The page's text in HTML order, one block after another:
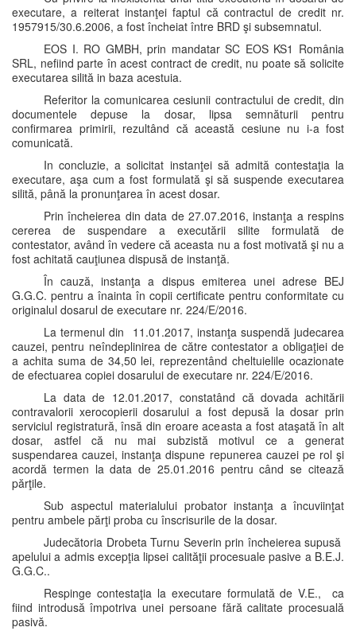
executare, a reiterat instanţei faptul că contractul de credit nr.
1957915/30.6.2006, a fost încheiat între BRD şi subsemnatul.
EOS I. RO GMBH, prin mandatar SC EOS KS1 România
SRL, nefiind parte în acest contract de credit, nu poate să solicite
executarea silită in baza acestuia.
Referitor la comunicarea cesiunii contractului de credit, din
documentele depuse la dosar, lipsa semnăturii pentru
confirmarea primirii, rezultând că această cesiune nu i-a fost
comunicată.
In concluzie, a solicitat instanţei să admită contestaţia la
executare, aşa cum a fost formulată şi să suspende executarea
silită, până la pronunţarea în acest dosar.
Prin încheierea din data de 27.07.2016, instanţa a respins
cererea de suspendare a executării silite formulată de
contestator, având în vedere că aceasta nu a fost motivată şi nu a
fost achitată cauţiunea dispusă de instanţă.
În cauză, instanţa a dispus emiterea unei adrese BEJ
G.G.C. pentru a înainta în copii certificate pentru conformitate cu
originalul dosarul de executare nr. 224/E/2016.
La termenul din 11.01.2017, instanţa suspendă judecarea
cauzei, pentru neîndeplinirea de către contestator a obligaţiei de
a achita suma de 34,50 lei, reprezentând cheltuielile ocazionate
de efectuarea copiei dosarului de executare nr. 224/E/2016.
La data de 12.01.2017, constatând că dovada achitării
contravalorii xerocopierii dosarului a fost depusă la dosar prin
serviciul registratură, însă din eroare aceasta a fost ataşată în alt
dosar, astfel că nu mai subzistă motivul ce a generat
suspendarea cauzei, instanţa dispune repunerea cauzei pe rol şi
acordă termen la data de 25.01.2016 pentru când se citează
părţile.
Sub aspectul materialului probator instanţa a încuviinţat
pentru ambele părţi proba cu înscrisurile de la dosar.
Judecătoria Drobeta Turnu Severin prin încheierea supusă
apelului a admis excepţia lipsei calităţii procesuale pasive a B.E.J.
G.G.C..
Respinge contestaţia la executare formulată de V.E., ca
fiind introdusă împotriva unei persoane fără calitate procesuală
pasivă.